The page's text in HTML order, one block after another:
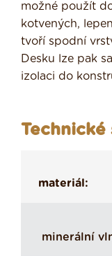
možné použít
kotvených,
tvoří spodní
Desku lze pak
izolaci do
Technické
materiál:
minerální